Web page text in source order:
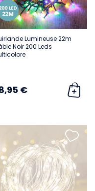
Lumineuse 22m
Noir 200 Leds
€